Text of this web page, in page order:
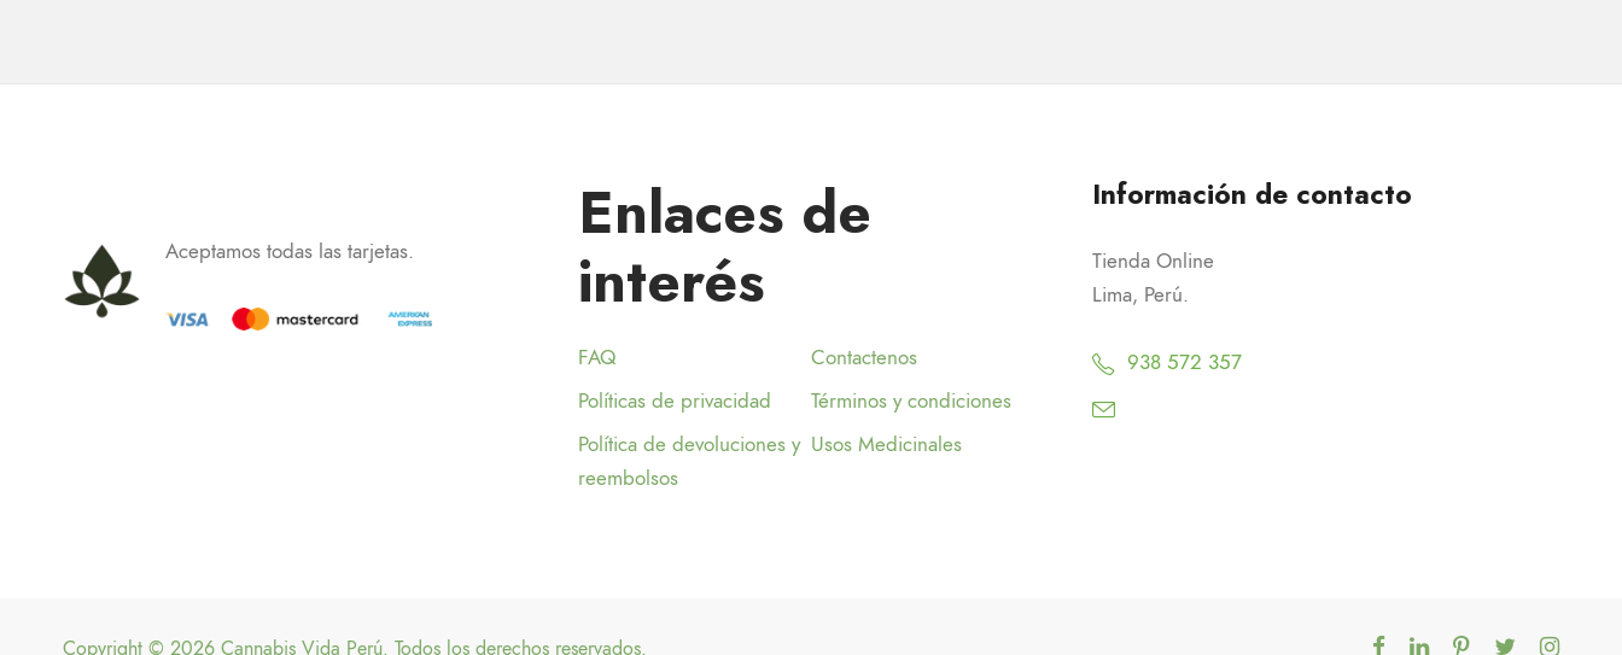
Aceptamos todas las tarjetas.
Enlaces de
interés
FAQ
Contactenos
Políticas de privacidad
Términos y condiciones
Política de devoluciones y
reembolsos
Usos Medicinales
Información de contacto
Tienda Online
Lima, Perú.
938 572 357
Copyright © 2026 Cannabis Vida Perú. Todos los derechos reservados.